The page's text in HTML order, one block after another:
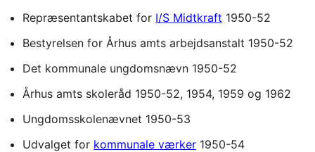
Repræsentantskabet for I/S Midtkraft 1950-52
Bestyrelsen for Århus amts arbejdsanstalt 1950-52
Det kommunale ungdomsnævn 1950-52
Århus amts skoleråd 1950-52, 1954, 1959 og 1962
Ungdomsskolenævnet 1950-53
Udvalget for kommunale værker 1950-54